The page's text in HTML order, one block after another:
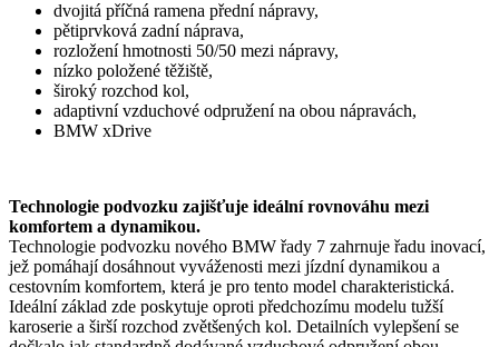
dvojitá příčná ramena přední nápravy,
pětiprvková zadní náprava,
rozložení hmotnosti 50/50 mezi nápravy,
nízko položené těžiště,
široký rozchod kol,
adaptivní vzduchové odpružení na obou nápravách,
BMW xDrive
Technologie podvozku zajišťuje ideální rovnováhu mezi
komfortem a dynamikou.
Technologie podvozku nového BMW řady 7 zahrnuje řadu inovací,
jež pomáhají dosáhnout vyváženosti mezi jízdní dynamikou a
cestovním komfortem, která je pro tento model charakteristická.
Ideální základ zde poskytuje oproti předchozímu modelu tužší
karoserie a širší rozchod zvětšených kol. Detailních vylepšení se